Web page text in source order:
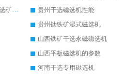
什么牌子的河砂磁选机选矿效果好
贵州干选磁选机性能
贵州钛铁矿湿式磁选机
山西铁矿干选永磁磁选机
山西平板磁选机的参数
河南干选专用磁选机